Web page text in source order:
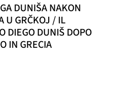
DUNIŠA NAKON
U GRČKOJ / IL
DIEGO DUNIŠ DOPO
IN GRECIA